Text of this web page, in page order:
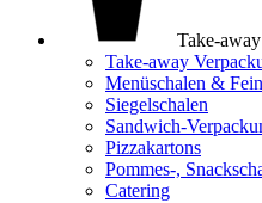
Take-
Take-away
Menüschalen &
Siegelschalen
Sandwich-
Pizzakartons
Pommes-,
Catering